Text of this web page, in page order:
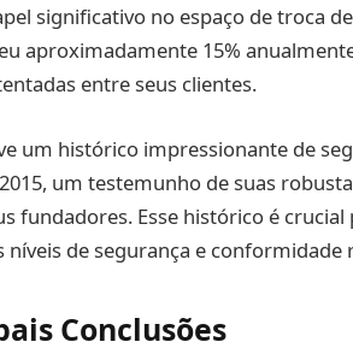
significativo no espaço de troca
aproximadamente 15%
entre seus clientes.
um histórico impressionante de
um testemunho de suas
fundadores. Esse histórico é
de segurança e conformidade
Conclusões